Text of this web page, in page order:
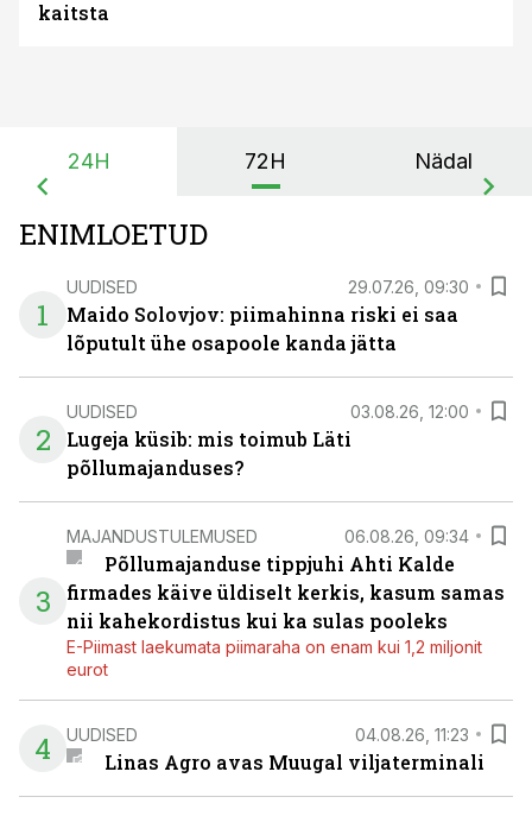
kaitsta
24H 72H Nädal
ENIMLOETUD
1
UUDISED 29.07.26, 09:30
Maido Solovjov: piimahinna riski ei saa
lõputult ühe osapoole kanda jätta
2
UUDISED 03.08.26, 12:00
Lugeja küsib: mis toimub Läti
põllumajanduses?
3
MAJANDUSTULEMUSED 06.08.26, 09:34
Põllumajanduse tippjuhi Ahti Kalde
firmades käive üldiselt kerkis, kasum samas
nii kahekordistus kui ka sulas pooleks
E-Piimast laekumata piimaraha on enam kui 1,2 miljonit
eurot
4 UUDISED 04.08.26, 11:23
Linas Agro avas Muugal viljaterminali